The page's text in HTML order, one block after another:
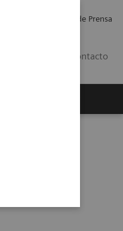
Comunicados de Prensa
Contacto